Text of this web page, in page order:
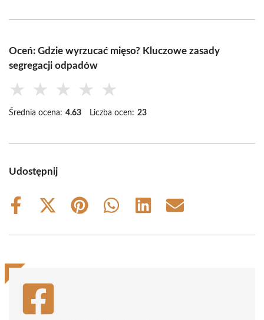
Oceń: Gdzie wyrzucać mięso? Kluczowe zasady
segregacji odpadów
★ ★ ★ ★ ★
Średnia ocena: 4.63 Liczba ocen: 23
Udostępnij
Share
Share
(Twitter)
Share
Share
Share
Share